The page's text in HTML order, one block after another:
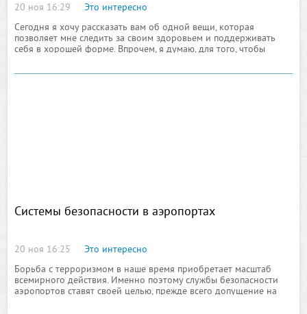
20 ноя 16:29
Это интересно
Сегодня я хочу рассказать вам об одной вещи, которая
позволяет мне следить за своим здоровьем и поддерживать
себя в хорошей форме. Впрочем, я думаю, для того, чтобы
Системы безопасности в аэропортах
20 ноя 16:25
Это интересно
Борьба с терроризмом в наше время приобретает масштаб
всемирного действия. Именно поэтому службы безопасности
аэропортов ставят своей целью, прежде всего допущение на